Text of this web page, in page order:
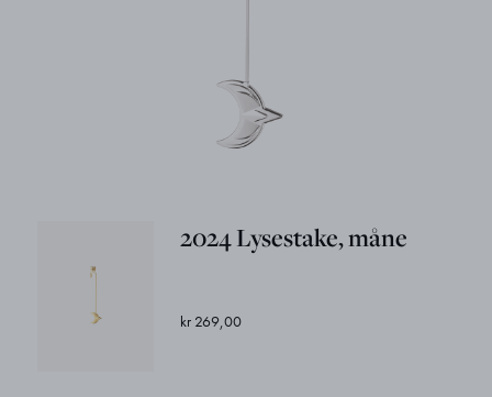
2024 Lysestake, måne
kr 269,00